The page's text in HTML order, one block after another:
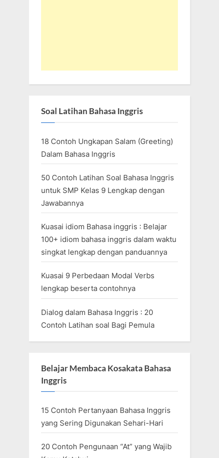
Soal Latihan Bahasa Inggris
18 Contoh Ungkapan Salam (Greeting)
Dalam Bahasa Inggris
50 Contoh Latihan Soal Bahasa Inggris
untuk SMP Kelas 9 Lengkap dengan
Jawabannya
Kuasai idiom Bahasa inggris : Belajar
100+ idiom bahasa inggris dalam waktu
singkat lengkap dengan panduannya
Kuasai 9 Perbedaan Modal Verbs
lengkap beserta contohnya
Dialog dalam Bahasa Inggris : 20
Contoh Latihan soal Bagi Pemula
Belajar Membaca Kosakata Bahasa
Inggris
15 Contoh Pertanyaan Bahasa Inggris
yang Sering Digunakan Sehari-Hari
20 Contoh Pengunaan “At” yang Wajib